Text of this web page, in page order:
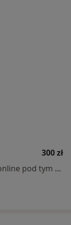
300 zł
Specjalista nie oferuje umawiania online pod tym adresem.